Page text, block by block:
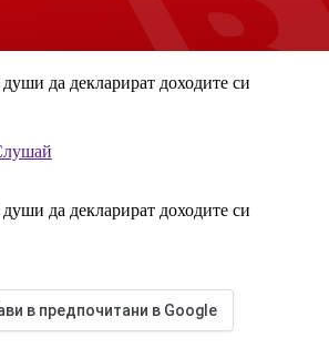
да декларират доходите си
да декларират доходите си
в предпочитани в Google